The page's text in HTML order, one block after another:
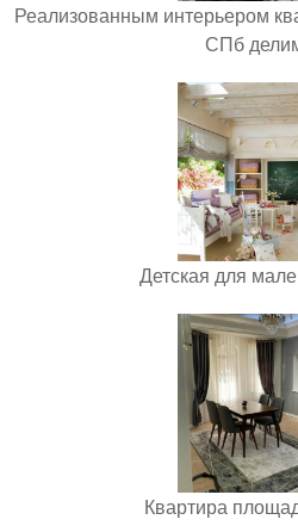
Реализованным интерьером
СПб
Детская для
Квартира